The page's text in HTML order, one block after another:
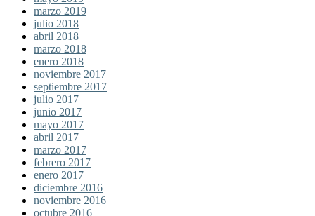
marzo 2019
julio 2018
abril 2018
marzo 2018
enero 2018
noviembre 2017
septiembre 2017
julio 2017
junio 2017
mayo 2017
abril 2017
marzo 2017
febrero 2017
enero 2017
diciembre 2016
noviembre 2016
octubre 2016